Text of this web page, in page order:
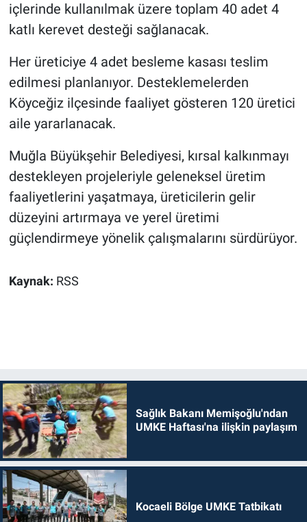
içlerinde kullanılmak üzere toplam 40 adet 4
katlı kerevet desteği sağlanacak.
Her üreticiye 4 adet besleme kasası teslim
edilmesi planlanıyor. Desteklemelerden
Köyceğiz ilçesinde faaliyet gösteren 120 üretici
aile yararlanacak.
Muğla Büyükşehir Belediyesi, kırsal kalkınmayı
destekleyen projeleriyle geleneksel üretim
faaliyetlerini yaşatmaya, üreticilerin gelir
düzeyini artırmaya ve yerel üretimi
güçlendirmeye yönelik çalışmalarını sürdürüyor.
Kaynak: RSS
Sağlık Bakanı Memişoğlu'ndan
UMKE Haftası'na ilişkin paylaşım
Kocaeli Bölge UMKE Tatbikatı